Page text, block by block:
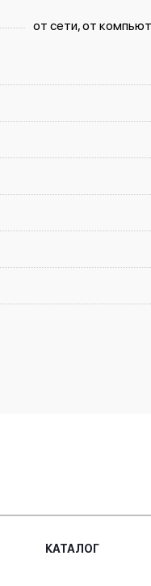
от сети, от
КАТАЛОГ